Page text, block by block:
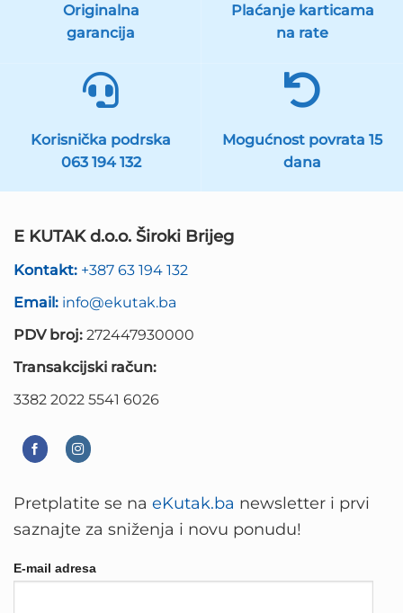
Originalna
garancija
Plaćanje karticama
na rate
Korisnička podrska
063 194 132
Mogućnost povrata 15
dana
E KUTAK d.o.o. Široki Brijeg
Kontakt: +387 63 194 132
Email: info@ekutak.ba
PDV broj: 272447930000
Transakcijski račun:
3382 2022 5541 6026
Pretplatite se na eKutak.ba newsletter i prvi
saznajte za sniženja i novu ponudu!
E-mail adresa